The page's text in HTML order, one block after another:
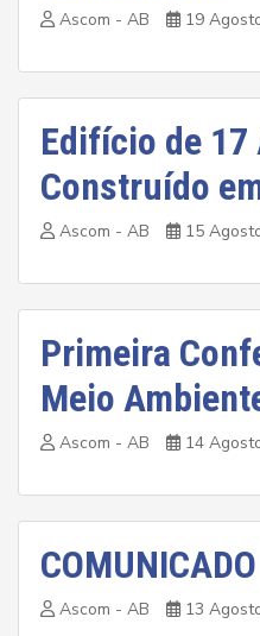
Ascom - AB 19
Edifício de 17
Construído
Ascom - AB 15
Primeira
Meio
Ascom - AB 14
COMUNICADO
Ascom - AB 13